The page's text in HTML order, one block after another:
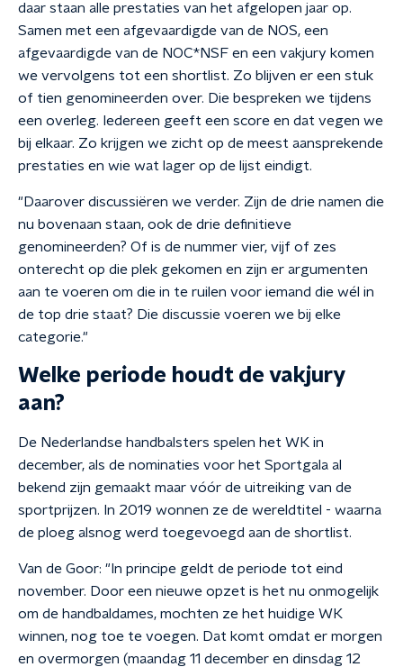
daar staan alle prestaties van het afgelopen jaar op.
Samen met een afgevaardigde van de NOS, een
afgevaardigde van de NOC*NSF en een vakjury komen
we vervolgens tot een shortlist. Zo blijven er een stuk
of tien genomineerden over. Die bespreken we tijdens
een overleg. Iedereen geeft een score en dat vegen we
bij elkaar. Zo krijgen we zicht op de meest aansprekende
prestaties en wie wat lager op de lijst eindigt.
"Daarover discussiëren we verder. Zijn de drie namen die
nu bovenaan staan, ook de drie definitieve
genomineerden? Of is de nummer vier, vijf of zes
onterecht op die plek gekomen en zijn er argumenten
aan te voeren om die in te ruilen voor iemand die wél in
de top drie staat? Die discussie voeren we bij elke
categorie."
Welke periode houdt de vakjury
aan?
De Nederlandse handbalsters spelen het WK in
december, als de nominaties voor het Sportgala al
bekend zijn gemaakt maar vóór de uitreiking van de
sportprijzen. In 2019 wonnen ze de wereldtitel - waarna
de ploeg alsnog werd toegevoegd aan de shortlist.
Van de Goor: "In principe geldt de periode tot eind
november. Door een nieuwe opzet is het nu onmogelijk
om de handbaldames, mochten ze het huidige WK
winnen, nog toe te voegen. Dat komt omdat er morgen
en overmorgen (maandag 11 december en dinsdag 12